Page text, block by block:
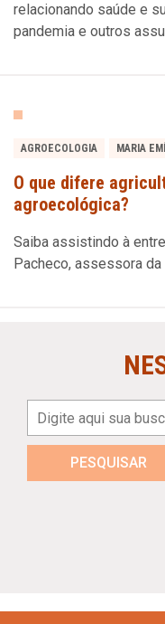
relacionando saúde e
pandemia e outros
AGROECOLOGIA MARIA
O que difere
agroecológica?
Saiba assistindo à
Pacheco, assessora da
PESQUISAR